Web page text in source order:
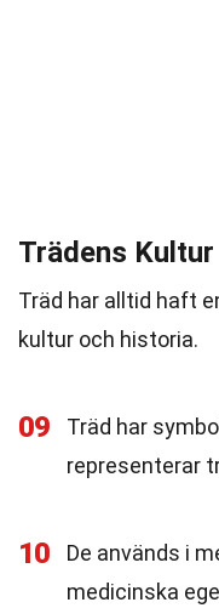
Trädens
Träd har alltid haft
kultur och historia.
09
Träd har
representerar
10
De används i
medicinska